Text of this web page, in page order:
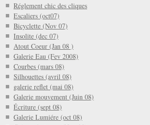
Réglement chic des cliques
Escaliers (oct07)
Bicyclette (Nov 07)
Insolite (dec 07)
Atout Coeur (Jan 08 )
Galerie Eau (Fev 2008)
Courbes (mars 08)
Silhouettes (avril 08)
galerie reflet (mai 08)
Galerie mouvement (Juin 08)
Écriture (sept 08)
Galerie Lumiére (oct 08)